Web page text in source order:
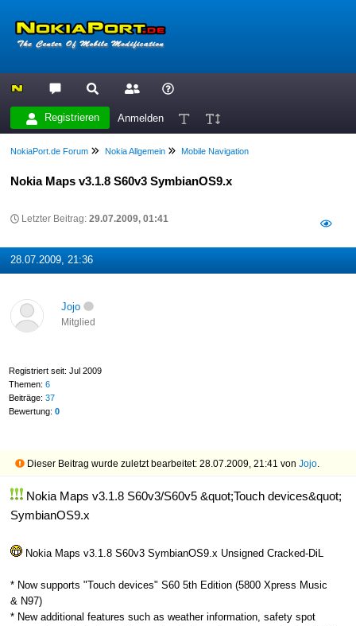
Registrieren Anmelden
NokiaPort.de Forum Nokia Allgemein Mobile Navigation
Nokia Maps v3.1.8 S60v3 SymbianOS9.x
Letzter Beitrag:29.07.2009, 01:41
28.07.2009, 21:36
Jojo
Mitglied
Registriert seit: Jul 2009
Themen: 6
Beiträge: 37
Bewertung: 0
Dieser Beitrag wurde zuletzt bearbeitet: 28.07.2009, 21:41 von Jojo.
Nokia Maps v3.1.8 S60v3/S60v5 &quot;Touch devices&quot;
SymbianOS9.x
Nokia Maps v3.1.8 S60v3 SymbianOS9.x Unsigned Cracked-DiL
* Now supports "Touch devices" S60 5th Edition (5800 Xpress Music
& N97)
* New additional features such as weather information, safety spot